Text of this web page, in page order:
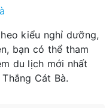
kiểu nghỉ dưỡng,
bạn có thể tham
du lịch mới nhất
Cát Bà.